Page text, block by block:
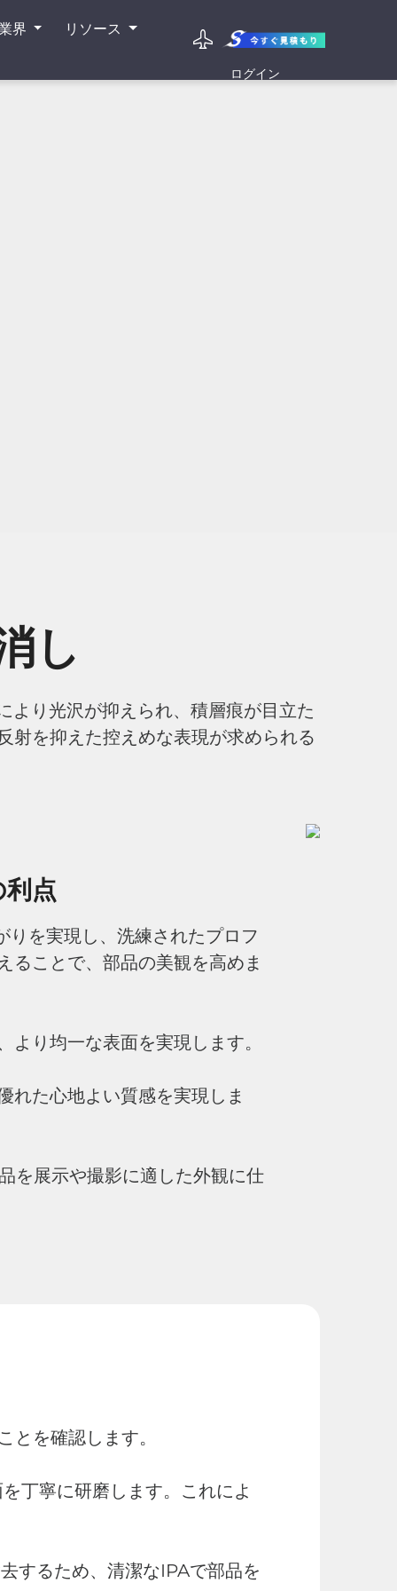
界 リソース
ログイン
し
より光沢が抑えられ、積層痕が目立た
射を抑えた控えめな表現が求められる
点
りを実現し、洗練されたプロフ
ることで、部品の美観を高めま
より均一な表面を実現します。
れた心地よい質感を実現しま
を展示や撮影に適した外観に仕
とを確認します。
丁寧に研磨します。これによ
するため、清潔なIPAで部品を